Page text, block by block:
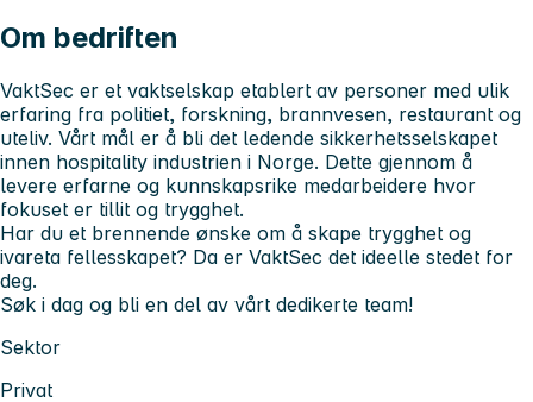
Om bedriften
VaktSec er et vaktselskap etablert av personer med ulik
erfaring fra politiet, forskning, brannvesen, restaurant og
uteliv. Vårt mål er å bli det ledende sikkerhetsselskapet
innen hospitality industrien i Norge. Dette gjennom å
levere erfarne og kunnskapsrike medarbeidere hvor
fokuset er tillit og trygghet.
Har du et brennende ønske om å skape trygghet og
ivareta fellesskapet? Da er VaktSec det ideelle stedet for
deg.
Søk i dag og bli en del av vårt dedikerte team!
Sektor
Privat